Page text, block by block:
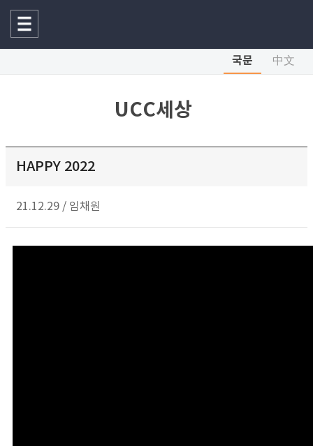
국문 中文
UCC세상
HAPPY 2022
21.12.29 / 임채원